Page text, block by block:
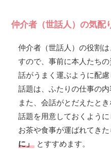
仲介者（世話人）の気配
仲介者（世話人）の役割
すので、事前に本人たち
話がうまく運ぶように配慮
話題は、ふたりの仕事の内
また、会話がとだえたと
話題を用意しておくように
お茶や食事が運ばれてきた
に」とすすめます。